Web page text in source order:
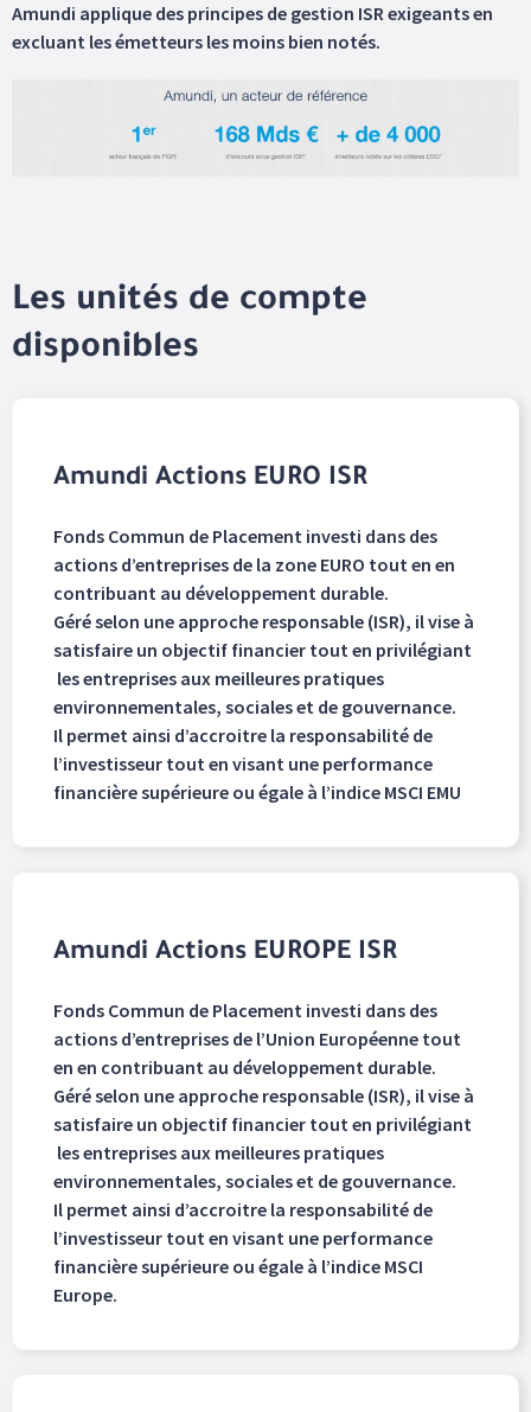
Amundi applique des principes de gestion ISR exigeants en
excluant les émetteurs les moins bien notés.
Les unités de compte
disponibles
Amundi Actions EURO ISR
Fonds Commun de Placement investi dans des
actions d’entreprises de la zone EURO tout en en
contribuant au développement durable.
Géré selon une approche responsable (ISR), il vise à
satisfaire un objectif financier tout en privilégiant
les entreprises aux meilleures pratiques
environnementales, sociales et de gouvernance.
Il permet ainsi d’accroitre la responsabilité de
l’investisseur tout en visant une performance
financière supérieure ou égale à l’indice MSCI EMU
Amundi Actions EUROPE ISR
Fonds Commun de Placement investi dans des
actions d’entreprises de l’Union Européenne tout
en en contribuant au développement durable.
Géré selon une approche responsable (ISR), il vise à
satisfaire un objectif financier tout en privilégiant
les entreprises aux meilleures pratiques
environnementales, sociales et de gouvernance.
Il permet ainsi d’accroitre la responsabilité de
l’investisseur tout en visant une performance
financière supérieure ou égale à l’indice MSCI
Europe.